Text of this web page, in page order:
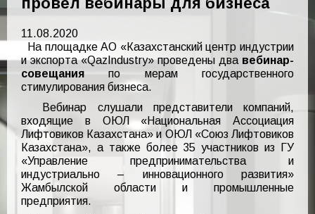
11.08.2020
На площадке АО «Казахстанский центр индустрии
и экспорта «QazIndustry» проведены два вебинар-
совещания по мерам государственного
стимулирования бизнеса.
Вебинар слушали представители компаний,
входящие в ОЮЛ «Национальная Ассоциация
Лифтовиков Казахстана» и ОЮЛ «Союз Лифтовиков
Казахстана», а также более 35 участников из ГУ
«Управление предпринимательства и
индустриально – инновационного развития»
Жамбылской области и промышленные
предприятия.